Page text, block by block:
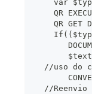
var
QR
QR GET
//uso do
CONVERT
//Reenvio